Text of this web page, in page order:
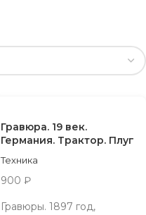
Гравюра. 19 век.
Германия. Трактор. Плуг
Техника
900 ₽
Гравюры. 1897 год,